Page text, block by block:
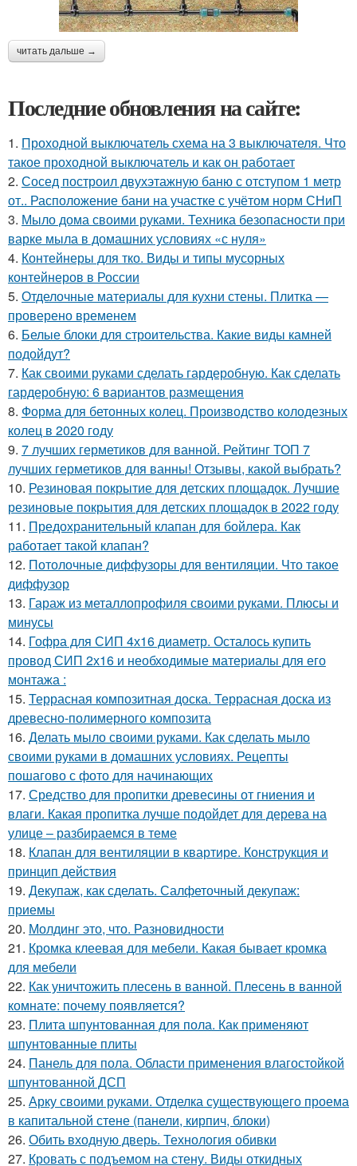
читать дальше →
Последние обновления на сайте:
1. Проходной выключатель схема на 3 выключателя. Что
такое проходной выключатель и как он работает
2. Сосед построил двухэтажную баню с отступом 1 метр
от.. Расположение бани на участке с учётом норм СНиП
3. Мыло дома своими руками. Техника безопасности при
варке мыла в домашних условиях «с нуля»
4. Контейнеры для тко. Виды и типы мусорных
контейнеров в России
5. Отделочные материалы для кухни стены. Плитка —
проверено временем
6. Белые блоки для строительства. Какие виды камней
подойдут?
7. Как своими руками сделать гардеробную. Как сделать
гардеробную: 6 вариантов размещения
8. Форма для бетонных колец. Производство колодезных
колец в 2020 году
9. 7 лучших герметиков для ванной. Рейтинг ТОП 7
лучших герметиков для ванны! Отзывы, какой выбрать?
10. Резиновая покрытие для детских площадок. Лучшие
резиновые покрытия для детских площадок в 2022 году
11. Предохранительный клапан для бойлера. Как
работает такой клапан?
12. Потолочные диффузоры для вентиляции. Что такое
диффузор
13. Гараж из металлопрофиля своими руками. Плюсы и
минусы
14. Гофра для СИП 4х16 диаметр. Осталось купить
провод СИП 2х16 и необходимые материалы для его
монтажа :
15. Террасная композитная доска. Террасная доска из
древесно-полимерного композита
16. Делать мыло своими руками. Как сделать мыло
своими руками в домашних условиях. Рецепты
пошагово с фото для начинающих
17. Средство для пропитки древесины от гниения и
влаги. Какая пропитка лучше подойдет для дерева на
улице – разбираемся в теме
18. Клапан для вентиляции в квартире. Конструкция и
принцип действия
19. Декупаж, как сделать. Салфеточный декупаж:
приемы
20. Молдинг это, что. Разновидности
21. Кромка клеевая для мебели. Какая бывает кромка
для мебели
22. Как уничтожить плесень в ванной. Плесень в ванной
комнате: почему появляется?
23. Плита шпунтованная для пола. Как применяют
шпунтованные плиты
24. Панель для пола. Области применения влагостойкой
шпунтованной ДСП
25. Арку своими руками. Отделка существующего проема
в капитальной стене (панели, кирпич, блоки)
26. Обить входную дверь. Технология обивки
27. Кровать с подъемом на стену. Виды откидных